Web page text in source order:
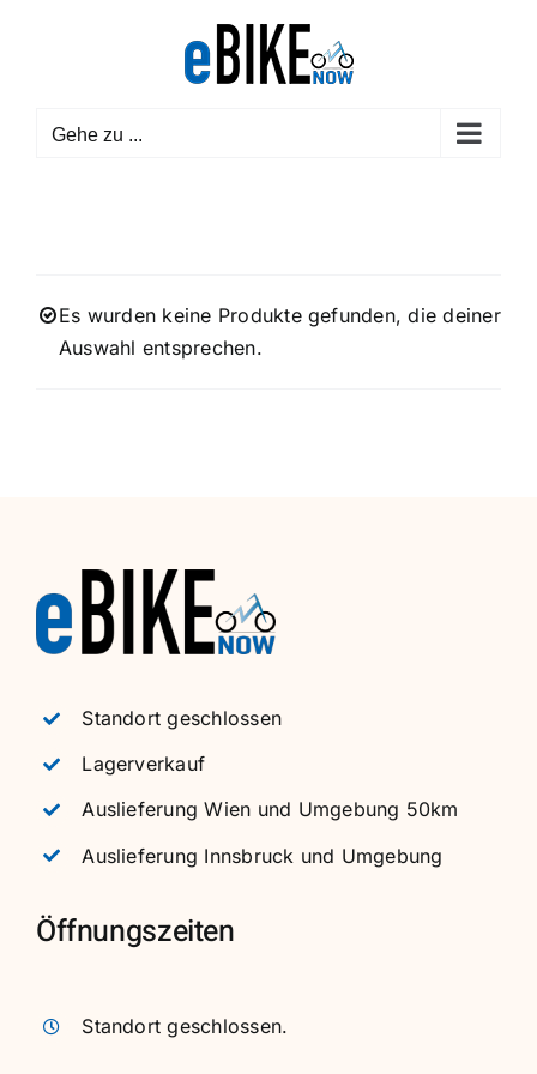
Gehe zu ...
Es wurden keine Produkte gefunden, die deiner
Auswahl entsprechen.
Standort geschlossen
Lagerverkauf
Auslieferung Wien und Umgebung 50km
Auslieferung Innsbruck und Umgebung
Öffnungszeiten
Standort geschlossen.